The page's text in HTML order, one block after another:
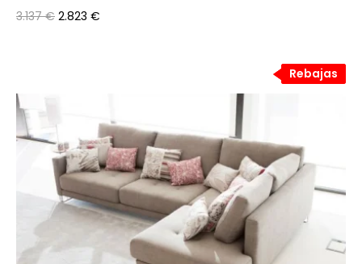
3.137 € 2.823 €
Rebajas
Rebajas